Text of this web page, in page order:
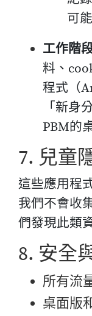
可
工作階
料、
程式（
「新身
PBM的
7. 兒童
這些應用程
我們不會收
們發現此類
8. 安全
所有流
桌面版